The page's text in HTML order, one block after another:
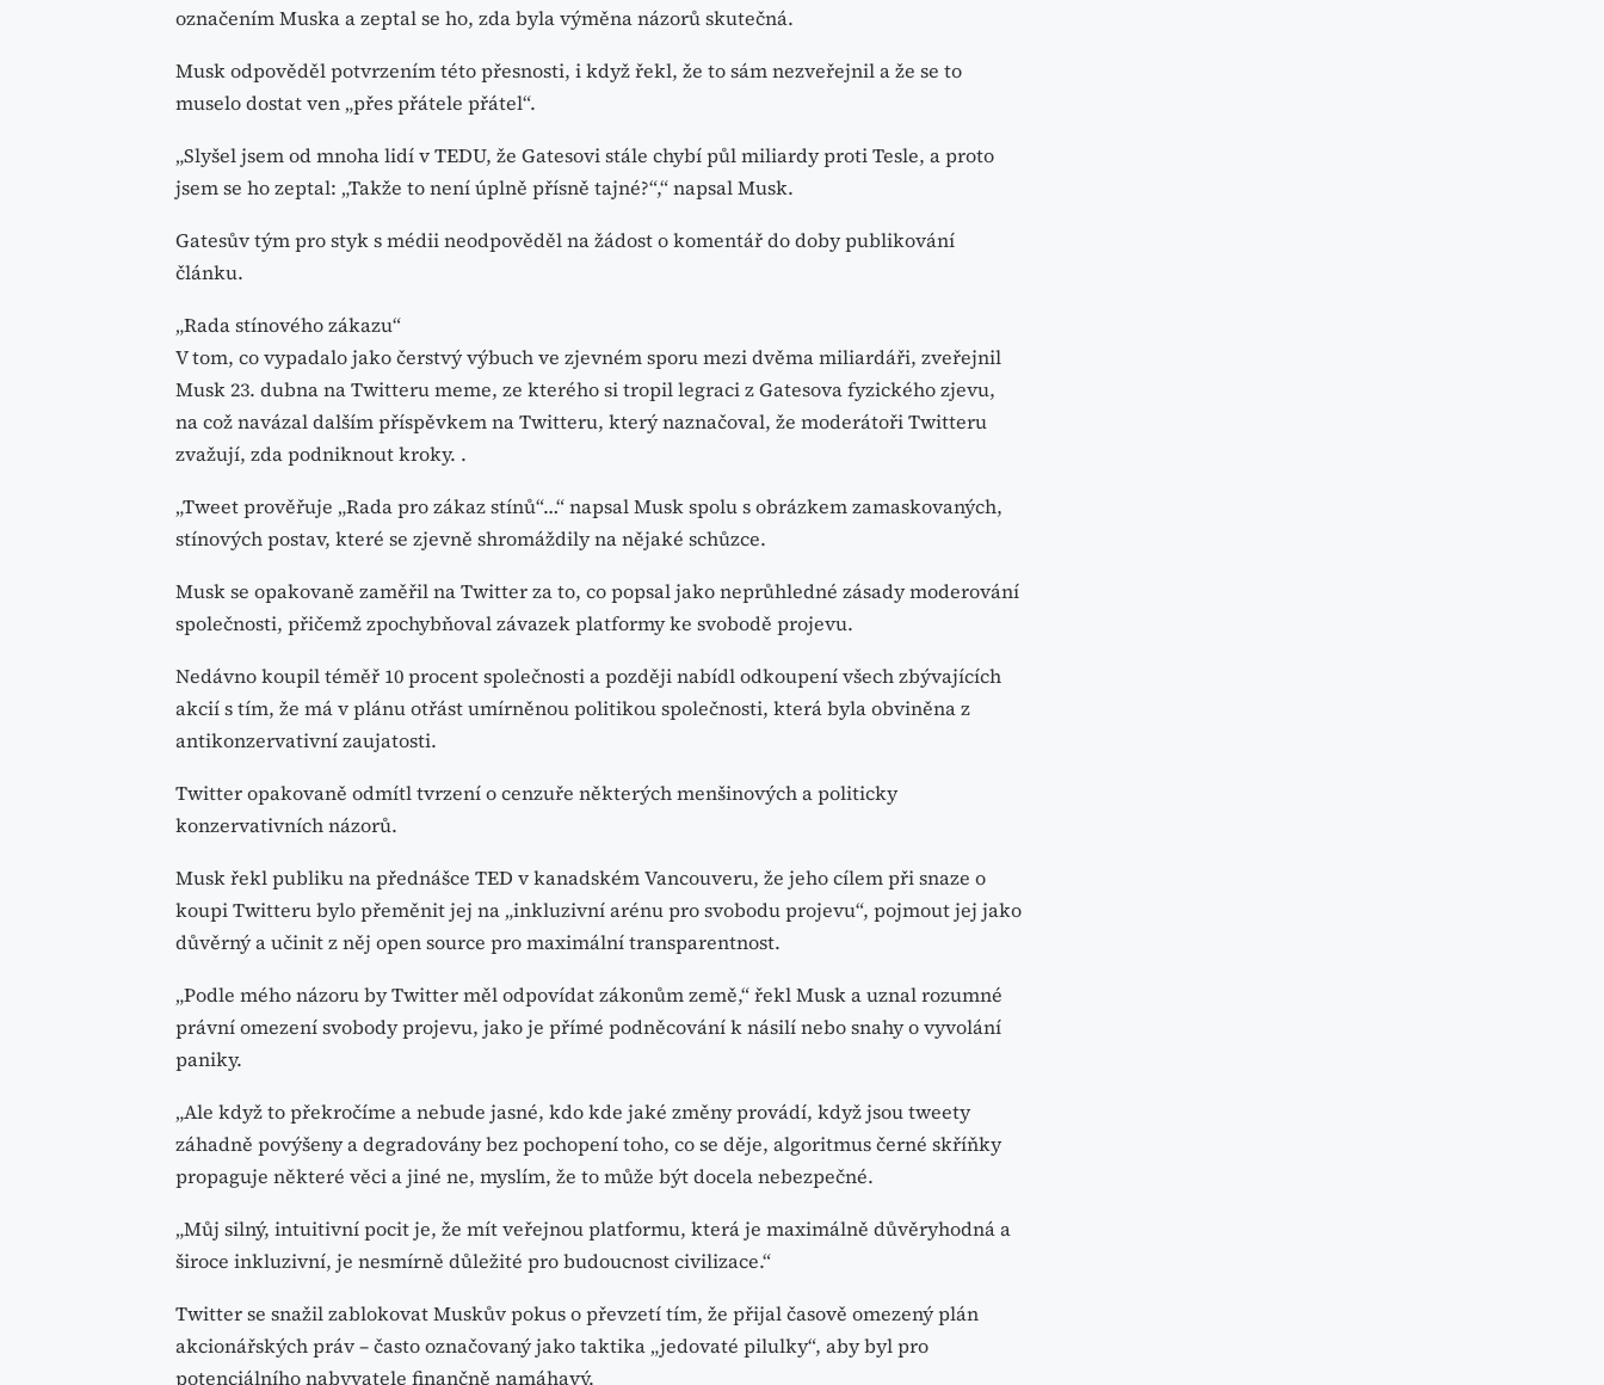
označením Muska a zeptal se ho, zda byla výměna názorů skutečná.
Musk odpověděl potvrzením této přesnosti, i když řekl, že to sám nezveřejnil a že se to
muselo dostat ven „přes přátele přátel“.
„Slyšel jsem od mnoha lidí v TEDU, že Gatesovi stále chybí půl miliardy proti Tesle, a proto
jsem se ho zeptal: „Takže to není úplně přísně tajné?“,“ napsal Musk.
Gatesův tým pro styk s médii neodpověděl na žádost o komentář do doby publikování
článku.
„Rada stínového zákazu“
V tom, co vypadalo jako čerstvý výbuch ve zjevném sporu mezi dvěma miliardáři, zveřejnil
Musk 23. dubna na Twitteru meme, ze kterého si tropil legraci z Gatesova fyzického zjevu,
na což navázal dalším příspěvkem na Twitteru, který naznačoval, že moderátoři Twitteru
zvažují, zda podniknout kroky. .
„Tweet prověřuje „Rada pro zákaz stínů“…“ napsal Musk spolu s obrázkem zamaskovaných,
stínových postav, které se zjevně shromáždily na nějaké schůzce.
Musk se opakovaně zaměřil na Twitter za to, co popsal jako neprůhledné zásady moderování
společnosti, přičemž zpochybňoval závazek platformy ke svobodě projevu.
Nedávno koupil téměř 10 procent společnosti a později nabídl odkoupení všech zbývajících
akcií s tím, že má v plánu otřást umírněnou politikou společnosti, která byla obviněna z
antikonzervativní zaujatosti.
Twitter opakovaně odmítl tvrzení o cenzuře některých menšinových a politicky
konzervativních názorů.
Musk řekl publiku na přednášce TED v kanadském Vancouveru, že jeho cílem při snaze o
koupi Twitteru bylo přeměnit jej na „inkluzivní arénu pro svobodu projevu“, pojmout jej jako
důvěrný a učinit z něj open source pro maximální transparentnost.
„Podle mého názoru by Twitter měl odpovídat zákonům země,“ řekl Musk a uznal rozumné
právní omezení svobody projevu, jako je přímé podněcování k násilí nebo snahy o vyvolání
paniky.
„Ale když to překročíme a nebude jasné, kdo kde jaké změny provádí, když jsou tweety
záhadně povýšeny a degradovány bez pochopení toho, co se děje, algoritmus černé skříňky
propaguje některé věci a jiné ne, myslím, že to může být docela nebezpečné.
„Můj silný, intuitivní pocit je, že mít veřejnou platformu, která je maximálně důvěryhodná a
široce inkluzivní, je nesmírně důležité pro budoucnost civilizace.“
Twitter se snažil zablokovat Muskův pokus o převzetí tím, že přijal časově omezený plán
akcionářských práv – často označovaný jako taktika „jedovaté pilulky“, aby byl pro
potenciálního nabyvatele finančně namáhavý.